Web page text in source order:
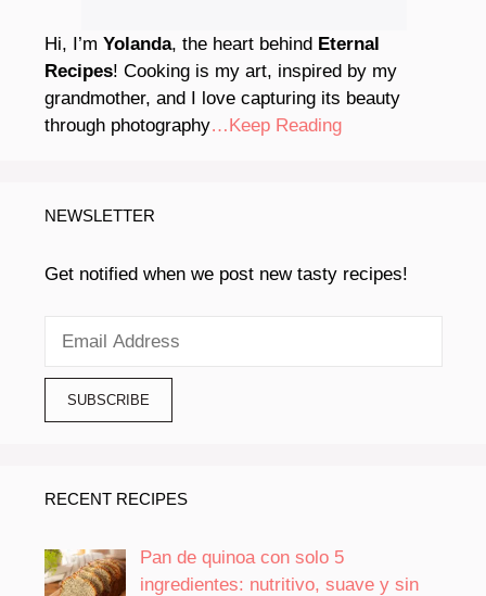
Hi, I’m Yolanda, the heart behind Eternal
Recipes! Cooking is my art, inspired by my
grandmother, and I love capturing its beauty
through photography…Keep Reading
NEWSLETTER
Get notified when we post new tasty recipes!
RECENT RECIPES
Pan de quinoa con solo 5
ingredientes: nutritivo, suave y sin